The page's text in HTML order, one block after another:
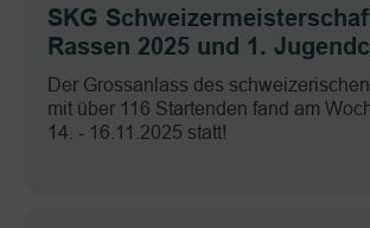
SKG
Rassen 2025 und 1.
Der Grossanlass des
mit über 116 Startenden fand am
14. - 16.11.2025 statt!